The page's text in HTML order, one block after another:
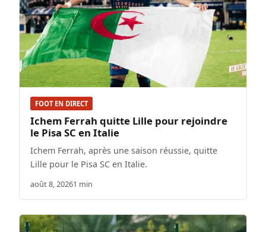
FOOT EN DIRECT
Ichem Ferrah quitte Lille pour rejoindre
le Pisa SC en Italie
Ichem Ferrah, après une saison réussie, quitte
Lille pour le Pisa SC en Italie.
août 8, 20261 min